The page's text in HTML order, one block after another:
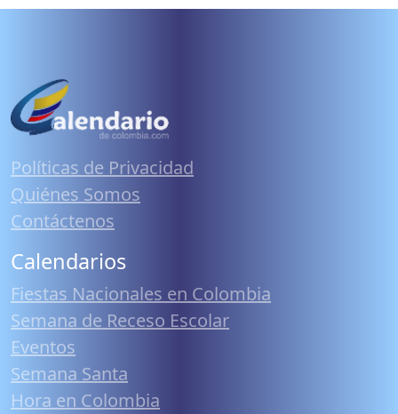
Políticas de Privacidad
Quiénes Somos
Contáctenos
Calendarios
Fiestas Nacionales en Colombia
Semana de Receso Escolar
Eventos
Semana Santa
Hora en Colombia